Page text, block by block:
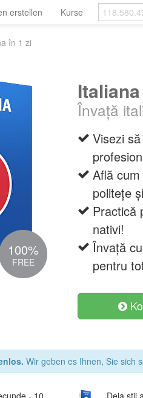
erstellen Kurse
în 1 zi
100%
FREE
Învață
Visezi
Află
politețe
Practică
nativi!
Învață
pentru
Wir geben es Ihnen, Sie sich
- 10
Deja ştii